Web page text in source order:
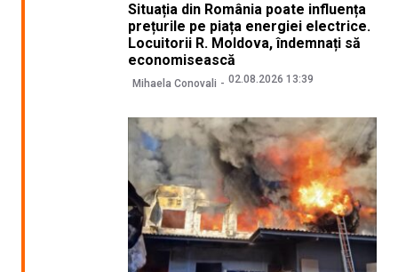
Situația din România poate influența
prețurile pe piața energiei electrice.
Locuitorii R. Moldova, îndemnați să
economisească
Mihaela Conovali 02.08.2026 13:39